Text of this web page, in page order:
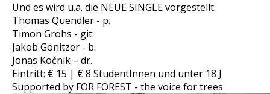
Und es wird u.a. die NEUE SINGLE vorgestellt.
Thomas Quendler - p.
Timon Grohs - git.
Jakob Gönitzer - b.
Jonas Kočnik – dr.
Eintritt: € 15 | € 8 StudentInnen und unter 18 J
Supported by FOR FOREST - the voice for trees